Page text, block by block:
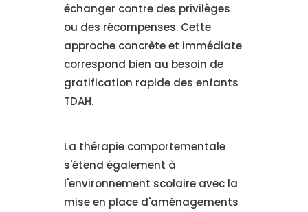
échanger contre des privilèges
ou des récompenses. Cette
approche concrète et immédiate
correspond bien au besoin de
gratification rapide des enfants
TDAH.
La thérapie comportementale
s'étend également à
l'environnement scolaire avec la
mise en place d'aménagements